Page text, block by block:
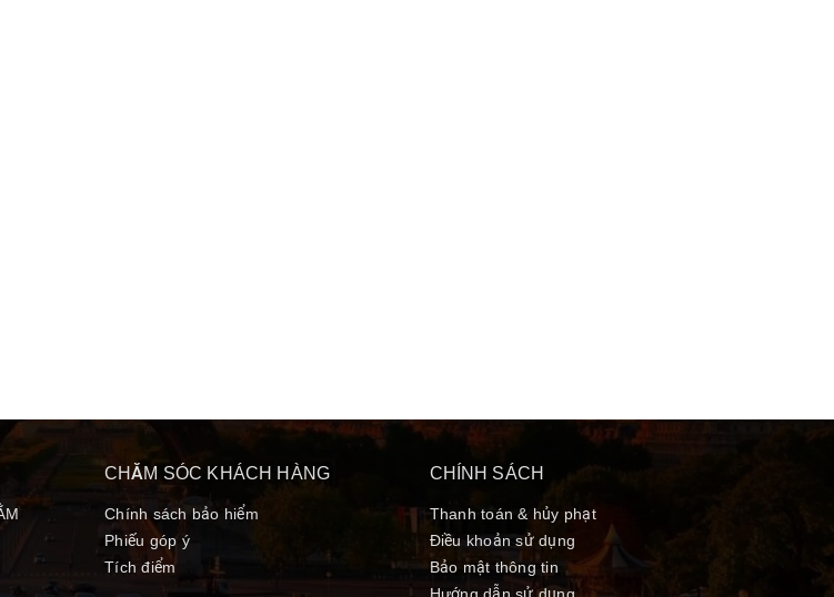
CHĂM SÓC KHÁCH HÀNG
Chính sách bảo hiểm
Phiếu góp ý
Tích điểm
CHÍNH SÁCH
Thanh toán & hủy phạt
Điều khoản sử dụng
Bảo mật thông tin